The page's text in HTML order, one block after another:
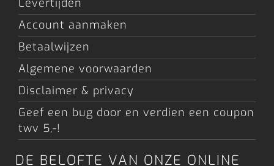
Levertijden
Account aanmaken
Betaalwijzen
Algemene voorwaarden
Disclaimer & privacy
Geef een bug door en verdien een coupon
twv 5,-!
DE BELOFTE VAN ONZE ONLINE